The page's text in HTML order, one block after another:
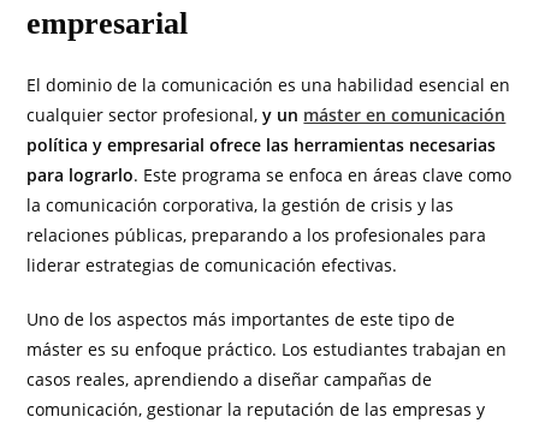
empresarial
El dominio de la comunicación es una habilidad esencial en
cualquier sector profesional, y un máster en comunicación
política y empresarial ofrece las herramientas necesarias
para lograrlo. Este programa se enfoca en áreas clave como
la comunicación corporativa, la gestión de crisis y las
relaciones públicas, preparando a los profesionales para
liderar estrategias de comunicación efectivas.
Uno de los aspectos más importantes de este tipo de
máster es su enfoque práctico. Los estudiantes trabajan en
casos reales, aprendiendo a diseñar campañas de
comunicación, gestionar la reputación de las empresas y